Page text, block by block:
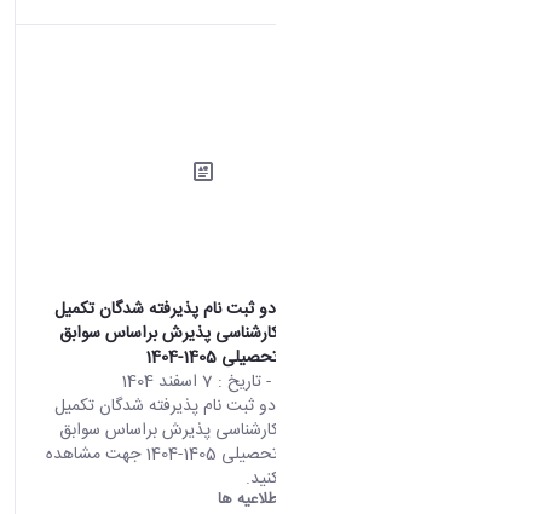
اطلاعیه شماره دو ثبت نام پذیرفته شدگان تکمیل
ظرفیت مقطع کارشناسی پذیرش براساس سوابق
تحصیلی سال تحصیلی 1405-1404
- تاریخ : 7 اسفند 1404
اطلاعیه شماره دو ثبت نام پذیرفته شدگان تکمیل
ظرفیت مقطع کارشناسی پذیرش براساس سوابق
تحصیلی سال تحصیلی 1405-1404 جهت مشاهده
اطلاعیه کلیک کنید.
اطلاعیه ها